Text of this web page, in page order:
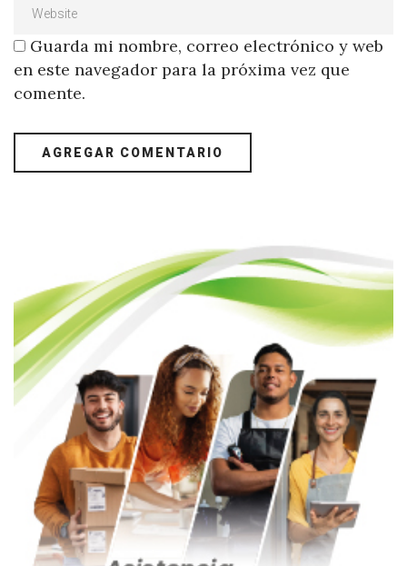
Guarda mi nombre, correo electrónico y web
en este navegador para la próxima vez que
comente.